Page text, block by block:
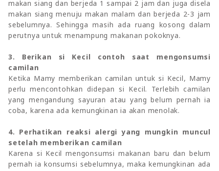
makan siang dan berjeda 1 sampai 2 jam dan juga disela
makan siang menuju makan malam dan berjeda 2-3 jam
sebelumnya. Sehingga masih ada ruang kosong dalam
perutnya untuk menampung makanan pokoknya.
3. Berikan si Kecil contoh saat mengonsumsi
camilan
Ketika Mamy memberikan camilan untuk si Kecil, Mamy
perlu mencontohkan didepan si Kecil. Terlebih camilan
yang mengandung sayuran atau yang belum pernah ia
coba, karena ada kemungkinan ia akan menolak.
4. Perhatikan reaksi alergi yang mungkin muncul
setelah memberikan camilan
Karena si Kecil mengonsumsi makanan baru dan belum
pernah ia konsumsi sebelumnya, maka kemungkinan ada